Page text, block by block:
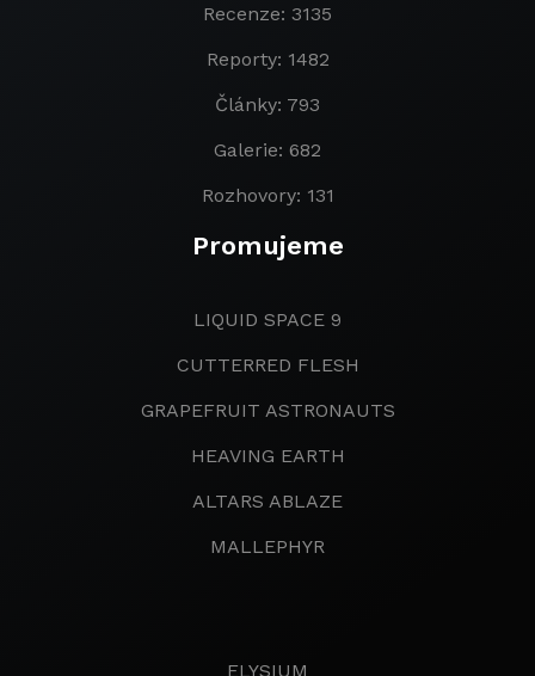
Recenze: 3135
Reporty: 1482
Články: 793
Galerie: 682
Rozhovory: 131
Promujeme
LIQUID SPACE 9
CUTTERRED FLESH
GRAPEFRUIT ASTRONAUTS
HEAVING EARTH
ALTARS ABLAZE
MALLEPHYR
ELYSIUM